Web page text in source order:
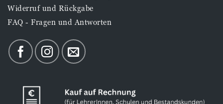
Widerruf und Rückgabe
FAQ - Fragen und Antworten